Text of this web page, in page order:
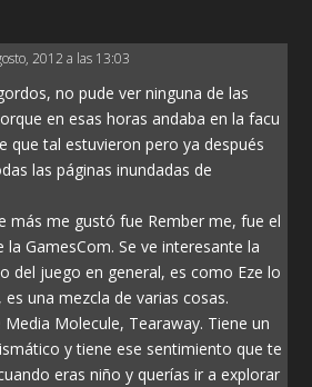
2012 a las 13:03
no pude ver ninguna de las
en esas horas andaba en la facu
que tal estuvieron pero ya después
las páginas inundadas de
más me gustó fue Rember me, fue el
la GamesCom. Se ve interesante la
del juego en general, es como Eze lo
una mezcla de varias cosas.
Media Molecule, Tearaway. Tiene un
y tiene ese sentimiento que te
eras niño y querías ir a explorar